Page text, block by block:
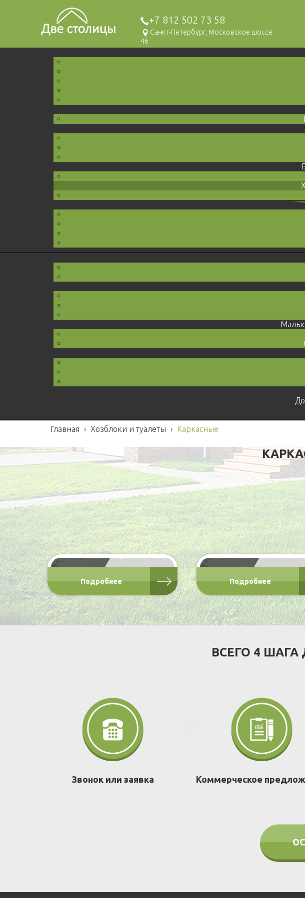
+7 812 502 73 58
Санкт-Петербург, Московское шоссе
46
Главная › Хозблоки и туалеты › Каркасные
от 12 000 Р
Туалет каркасный
"Ромбус"
Подробнее
от 12
Туалет каркасный
"Классик"
Подробнее
ВСЕГО 4
Звонок или заявка Коммерческое